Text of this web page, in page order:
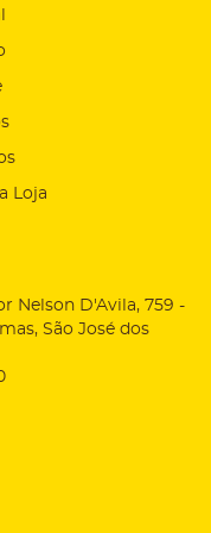
Loja
Nelson D'Avila, 759 -
São José dos